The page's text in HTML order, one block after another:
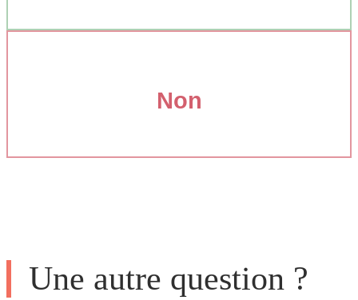
Non
Une autre question ?